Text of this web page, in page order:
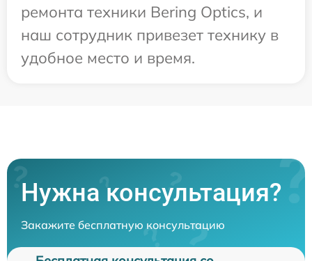
ремонта техники Bering Optics, и
наш сотрудник привезет технику в
удобное место и время.
Нужна консультация?
Закажите бесплатную консультацию